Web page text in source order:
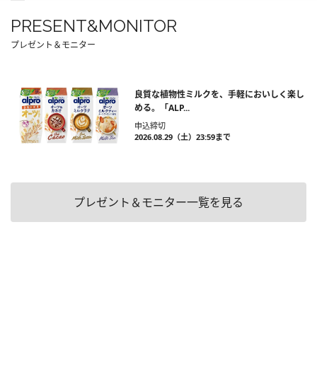
PRESENT&MONITOR
プレゼント＆モニター
良質な植物性ミルクを、手軽においしく楽し
める。「ALP...
申込締切
2026.08.29（土）23:59まで
プレゼント＆モニター一覧を見る